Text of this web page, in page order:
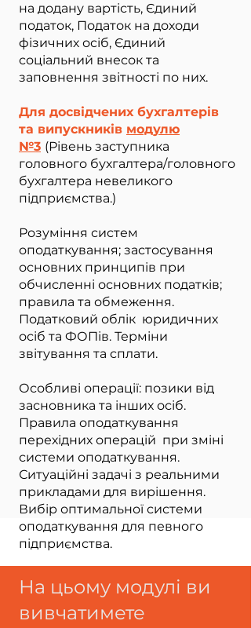
на додану вартість, Єдиний
податок, Податок на доходи
фізичних осіб, Єдиний
соціальний внесок та
заповнення звітності по них.
Для досвідчених бухгалтерів
та випускників модулю
№3 (Рівень заступника
головного бухгалтера/головного
бухгалтера невеликого
підприємства.)
Розуміння систем
оподаткування; застосування
основних принципів при
обчисленні основних податків;
правила та обмеження.
Податковий облік юридичних
осіб та ФОПів. Терміни
звітування та сплати.
Особливі операції: позики від
засновника та інших осіб.
Правила оподаткування
перехідних операцій при зміні
системи оподаткування.
Ситуаційні задачі з реальними
прикладами для вирішення.
Вибір оптимальної системи
оподаткування для певного
підприємства.
На цьому модулі ви
вивчатимете